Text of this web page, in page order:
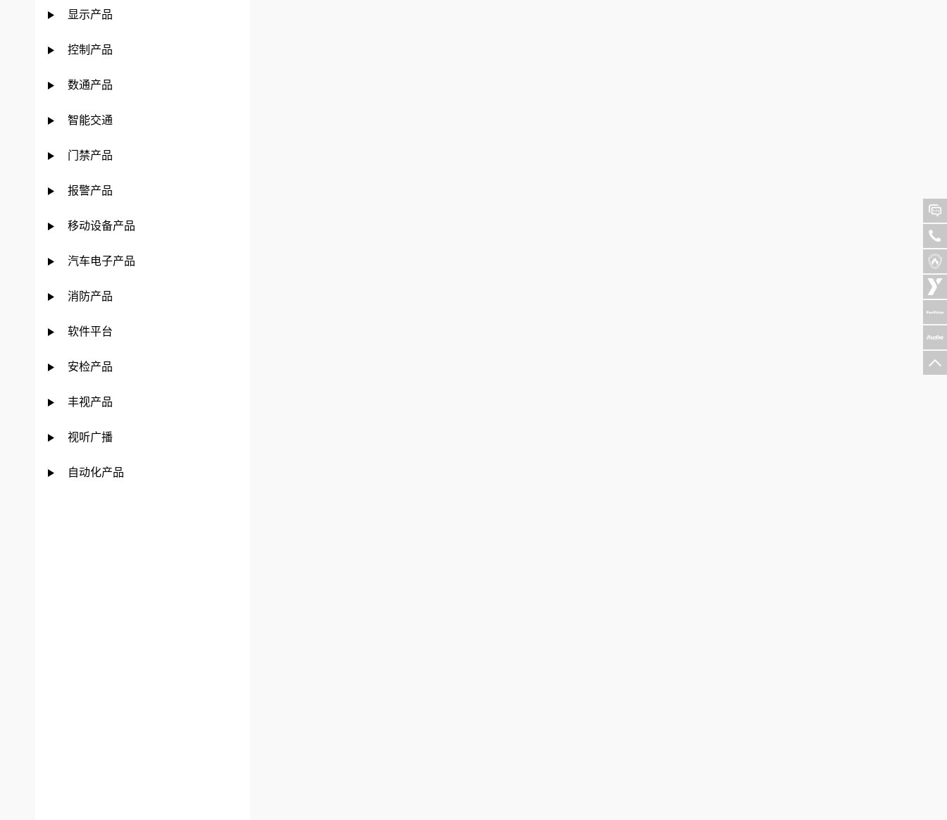
显示产品
控制产品
数通产品
智能交通
门禁产品
报警产品
移动设备产品
汽车电子产品
消防产品
软件平台
安检产品
丰视产品
视听广播
自动化产品